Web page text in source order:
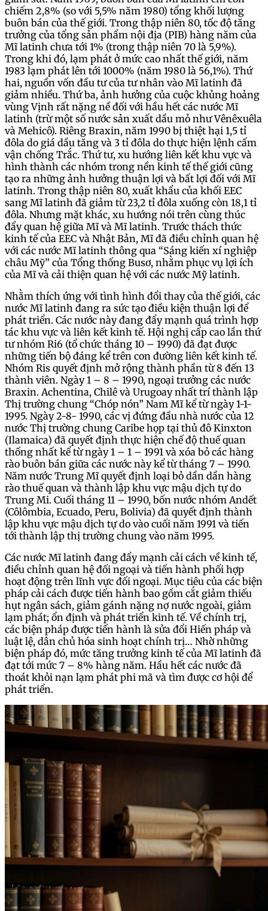
chiếm 2,8% (so với 5,5% năm 1980) tổng khối lượng
buôn bán của thế giới. Trong thập niên 80, tốc độ tăng
trưởng của tổng sản phẩm nội địa (PIB) hàng năm của
Mĩ latinh chưa tới 1% (trong thập niên 70 là 5,9%).
Trong khi đó, lạm phát ở mức cao nhất thế giới, năm
1983 lạm phát lên tới 1000% (năm 1980 là 56,1%). Thứ
hai, nguồn vốn đầu tư của tư nhân vào Mĩ latinh đã
giảm nhiều. Thứ ba, ảnh hưởng của cuộc khủng hoảng
vùng Vịnh rất nặng nề đối với hầu hết các nước Mĩ
latinh (trừ một số nước sản xuất dầu mỏ như Vênêxuêla
và Mehicô). Riêng Braxin, năm 1990 bị thiệt hại 1,5 tỉ
đôla do giá dầu tăng và 3 tỉ đôla do thực hiện lệnh cấm
vận chống Trắc. Thứ tư, xu hướng liên kết khu vực và
hình thành các nhóm trong nền kinh tế thế giới cũng
tạo ra những ảnh hưởng thuận lợi và bất lợi đối với Mĩ
latinh. Trong thập niên 80, xuất khẩu của khối EEC
sang Mĩ latinh đã giảm từ 23,2 tỉ đôla xuống còn 18,1 tỉ
đôla. Nhưng mặt khác, xu hướng nói trên cùng thúc
đẩy quan hệ giữa Mĩ và Mĩ latinh. Trước thách thức
kinh tế của EEC và Nhật Bản, Mĩ đã điều chỉnh quan hệ
với các nước Mĩ latinh thông qua “Sáng kiến xí nghiệp
châu Mỹ” của Tổng thống Busơ, nhằm phục vụ lợi ích
của Mĩ và cải thiện quan hệ với các nước Mỹ latinh.
Nhằm thích ứng với tình hình đổi thay của thế giới, các
nước Mĩ latinh đang ra sức tạo điều kiện thuận lợi để
phát triển. Các nước này đang đẩy mạnh quá trình hợp
tác khu vực và liên kết kinh tế. Hội nghị cấp cao lần thứ
tư nhóm Ri6 (tổ chức tháng 10 – 1990) đã đạt được
những tiến bộ đáng kể trên con đường liên kết kinh tế.
Nhóm Ris quyết định mở rộng thành phần từ 8 đến 13
thành viên. Ngày 1 – 8 – 1990, ngoại trưởng các nước
Braxin. Achentina, Chilê và Urugoay nhất trí thành lập
Thị trường chung “Chóp nón” Nam Mĩ kể từ ngày 1-1-
1995. Ngày 2-8- 1990, các vị đứng đầu nhà nước của 12
nước Thị trường chung Caribe họp tại thủ đô Kinxton
(Ilamaica) đã quyết định thực hiện chế độ thuế quan
thống nhất kể từ ngày 1 – 1 – 1991 và xóa bỏ các hàng
rào buôn bán giữa các nước này kể từ tháng 7 – 1990.
Năm nước Trung Mĩ quyết định loại bỏ dần dần hàng
rào thuế quan và thành lập khu vực mậu dịch tự do
Trung Mi. Cuối tháng 11 – 1990, bốn nước nhóm Andết
(Côlômbia, Ecuado, Peru, Bolivia) đã quyết định thành
lập khu vực mậu dịch tự do vào cuối năm 1991 và tiến
tới thành lập thị trường chung vào năm 1995.
Các nước Mĩ latinh đang đẩy mạnh cải cách về kinh tế,
điều chỉnh quan hệ đối ngoại và tiến hành phối hợp
hoạt động trên lĩnh vực đối ngoại. Mục tiêu của các biện
pháp cải cách được tiến hành bao gồm cắt giảm thiếu
hụt ngân sách, giảm gánh nặng nợ nước ngoài, giảm
lạm phát; ổn định và phát triển kinh tế. Về chính trị,
các biện pháp được tiến hành là sửa đổi Hiến pháp và
luật lệ, dân chủ hóa sinh hoạt chính trị… Nhờ những
biện pháp đó, mức tăng trưởng kinh tế của Mĩ latinh đã
đạt tới mức 7 – 8% hàng năm. Hầu hết các nước đã
thoát khỏi nạn lạm phát phi mã và tìm được cơ hội để
phát triển.